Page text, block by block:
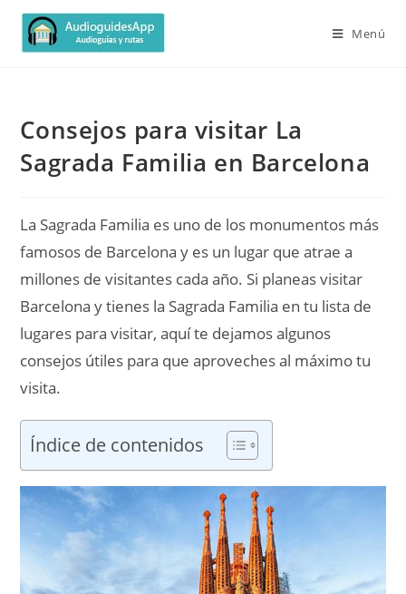
Menú
Consejos para visitar La
Sagrada Familia en Barcelona
La Sagrada Familia es uno de los monumentos más
famosos de Barcelona y es un lugar que atrae a
millones de visitantes cada año. Si planeas visitar
Barcelona y tienes la Sagrada Familia en tu lista de
lugares para visitar, aquí te dejamos algunos
consejos útiles para que aproveches al máximo tu
visita.
Índice de contenidos